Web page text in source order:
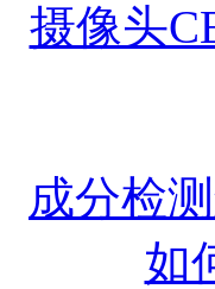
摄像头
成分检
如